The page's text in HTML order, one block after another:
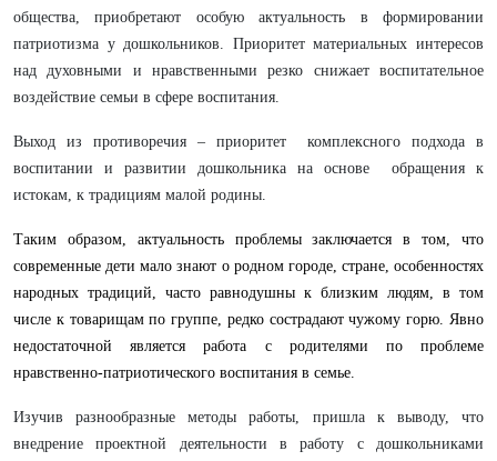
общества, приобретают особую актуальность в формировании
патриотизма у дошкольников. Приоритет материальных интересов
над духовными и нравственными резко снижает воспитательное
воздействие семьи в сфере воспитания.
Выход из противоречия – приоритет комплексного подхода в
воспитании и развитии дошкольника на основе обращения к
истокам, к традициям малой родины.
Таким образом, актуальность проблемы заключается в том, что
современные дети мало знают о родном городе, стране, особенностях
народных традиций, часто равнодушны к близким людям, в том
числе к товарищам по группе, редко сострадают чужому горю. Явно
недостаточной является работа с родителями по проблеме
нравственно-патриотического воспитания в семье.
Изучив разнообразные методы работы, пришла к выводу, что
внедрение проектной деятельности в работу с дошкольниками